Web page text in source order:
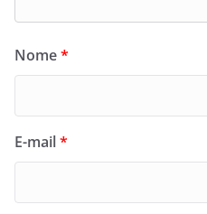
Nome*
E-mail*